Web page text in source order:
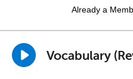
Already a
Vocabulary